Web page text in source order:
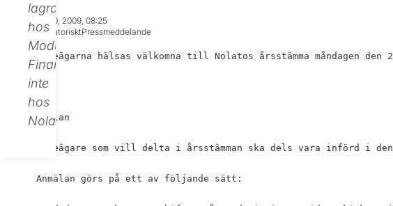
lagras
hos
Modular
Finance,
inte
hos
Nolato.
Mar 20, 2009, 08:25
RegulatorisktPressmeddelande
Aktieägarna hälsas välkomna till Nolatos årsstämma måndagen
Anmälan
Aktieägare som vill delta i årsstämman ska dels vara införd i
Anmälan görs på ett av följande sätt: